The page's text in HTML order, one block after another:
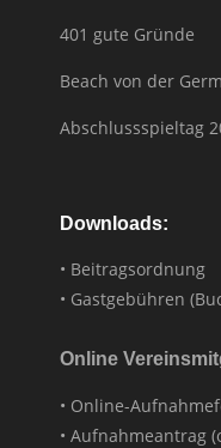
401 gute Gründe
Beach von der
Abschlussspieltag
Downloads:
• Beitragsordnung
• Gastgebühren
Online
• Online-
• Aufnahmeantrag